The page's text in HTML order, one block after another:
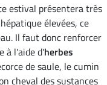
estival présentera très
élevées, ce
Il faut donc renforcer
à l'aide d'herbes
de saule, le cumin
cheval des sustances